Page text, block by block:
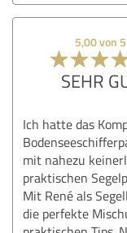
5,00 von 5
SEHR
Ich hatte das
mit nahezu
praktischen
Mit René als
die perfekte